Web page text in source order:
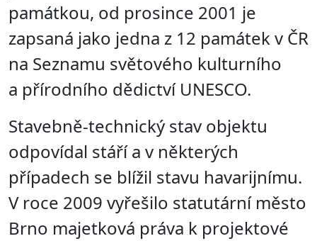
památkou, od prosince 2001 je
zapsaná jako jedna z 12 památek v ČR
na Seznamu světového kulturního
a přírodního dědictví UNESCO.
Stavebně-technický stav objektu
odpovídal stáří a v některých
případech se blížil stavu havarijnímu.
V roce 2009 vyřešilo statutární město
Brno majetková práva k projektové